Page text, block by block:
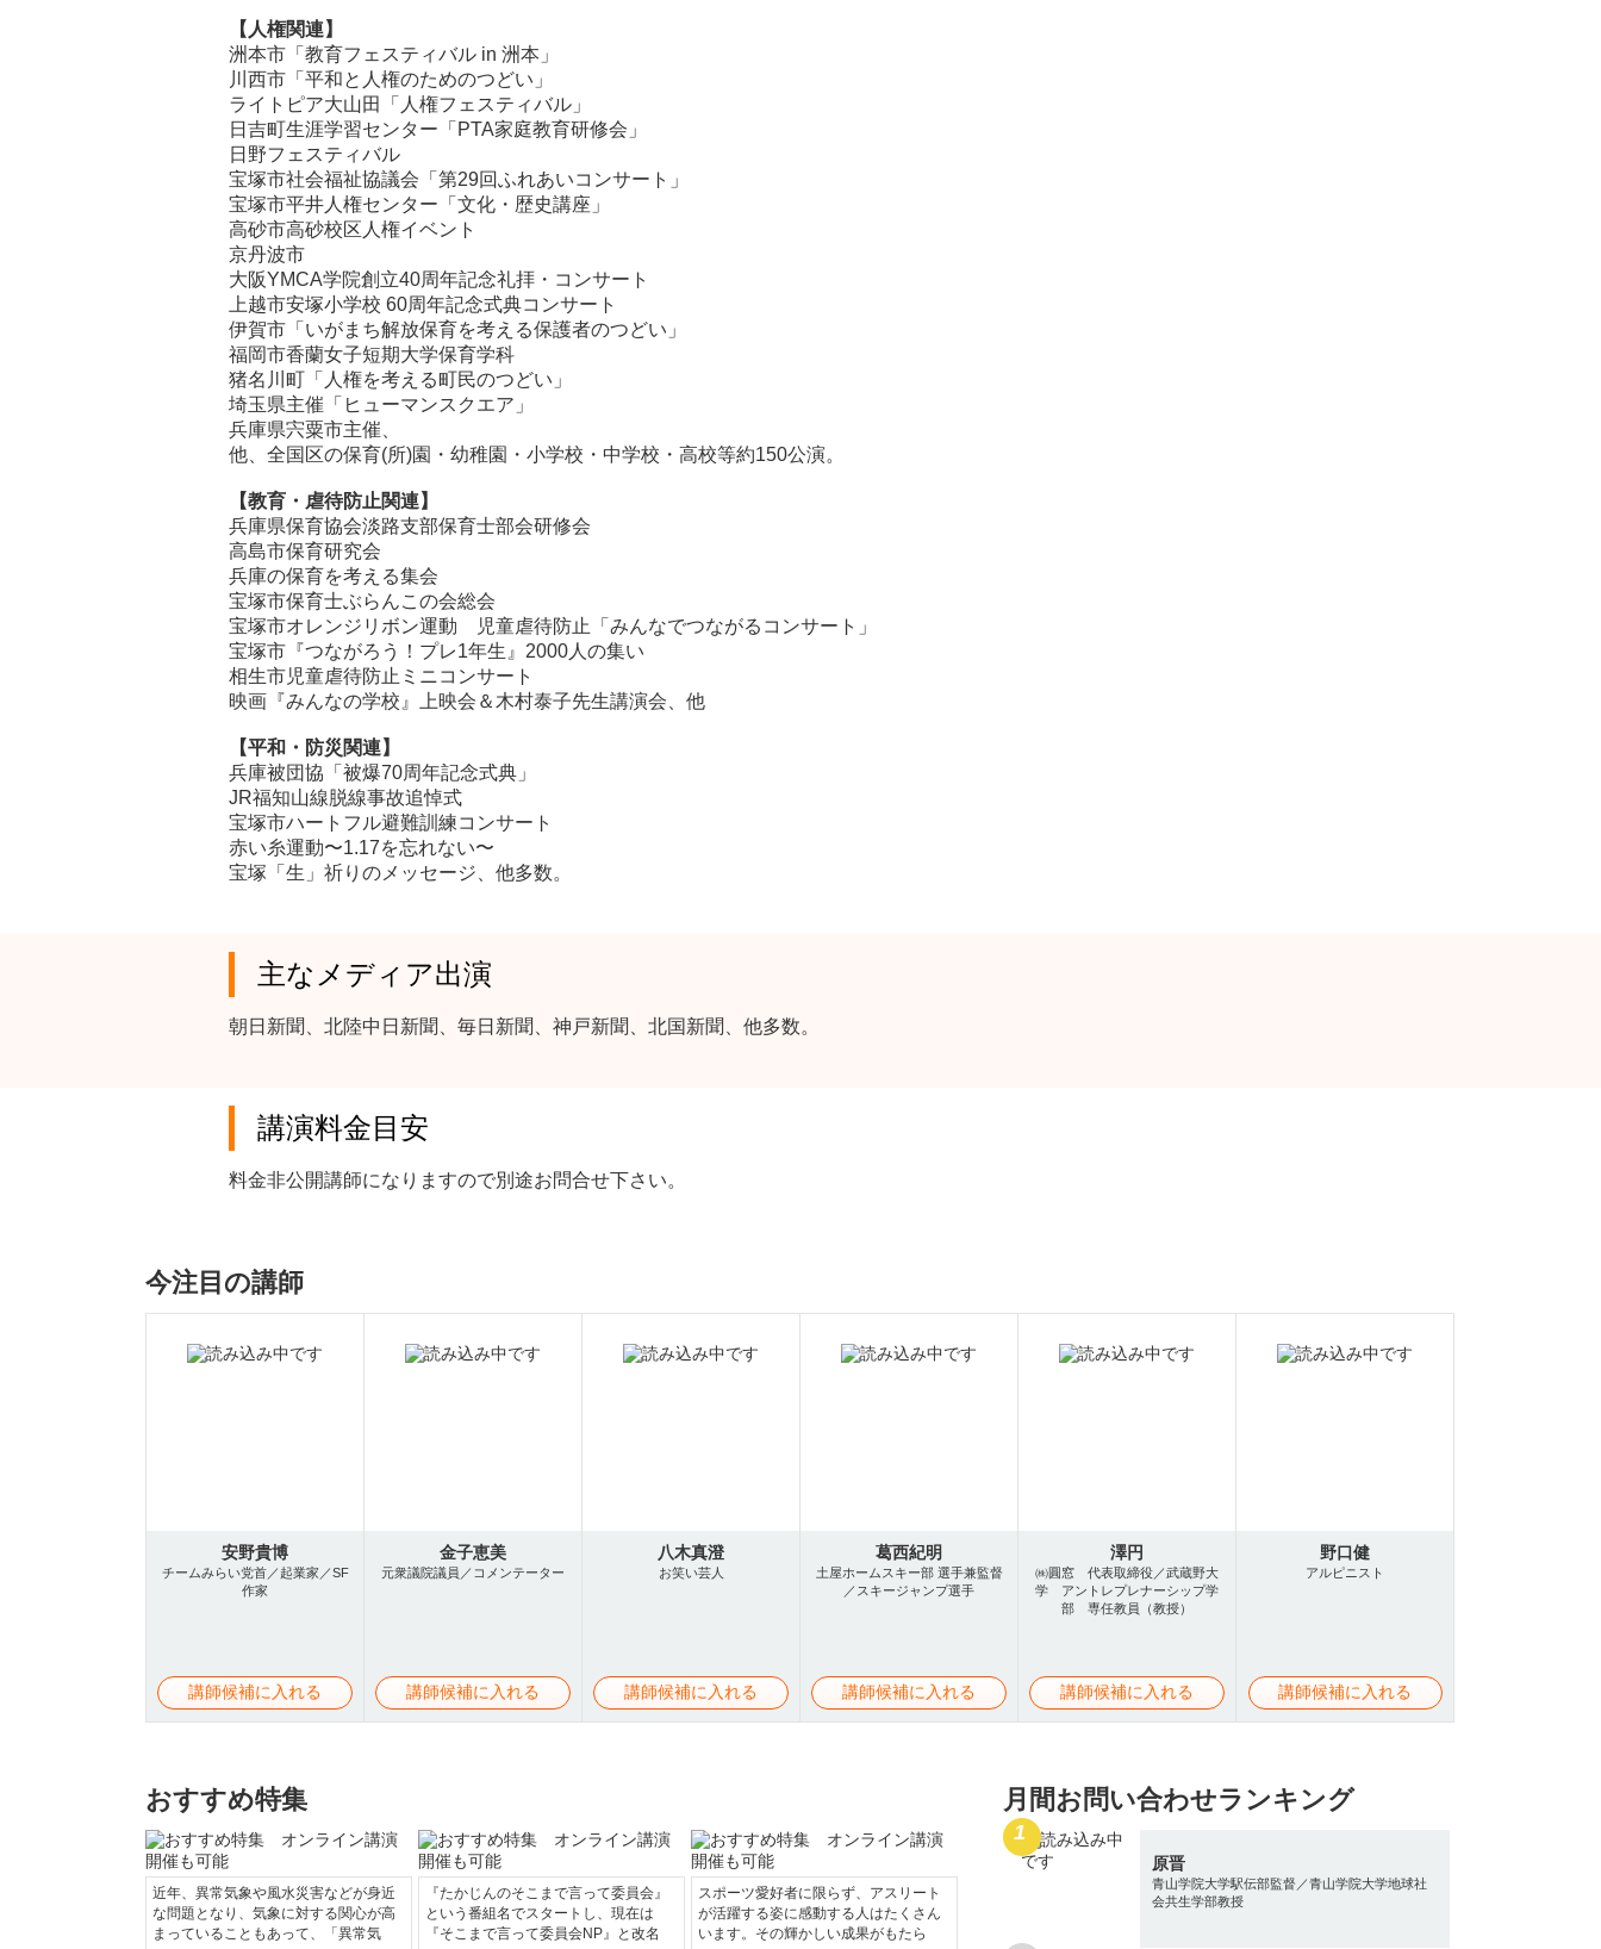
【 人権関連】
洲本市「教育フェスティバル in 洲本」
川西市「平和と人権のためのつどい」
ライトピア大山田「人権フェスティバル」
日吉町生涯学習センター「PTA家庭教育研修会」
日野フェスティバル
宝塚市社会福祉協議会「第29回ふれあいコンサート」
​宝塚市平井人権センター「文化・歴史講座」
高砂市高砂校区人権イベント
京丹波市
大阪YMCA学院創立40周年記念礼拝・コンサート
​上越市安塚小学校 60周年記念式典コンサート
伊賀市「いがまち解放保育を考える保護者のつどい」
福岡市香蘭女子短期大学保育学科
猪名川町「人権を考える町民のつどい」
埼玉県主催「ヒューマンスクエア」
兵庫県宍粟市主催、
他、全国区の保育(所)園・幼稚園・小学校・中学校・高校等約150公演。
【教育・虐待防止関連】
兵庫県保育協会淡路支部保育士部会研修会
高島市保育研究会
兵庫の保育を考える集会
宝塚市保育士ぶらんこの会総会
宝塚市オレンジリボン運動 児童虐待防止「みんなでつながるコンサート」
宝塚市『つながろう！プレ1年生』2000人の集い
相生市児童虐待防止ミニコンサート
映画『みんなの学校』上映会＆木村泰子先生講演会、他
【平和・防災関連】
兵庫被団協「被爆70周年記念式典」
JR福知山線脱線事故追悼式
宝塚市ハートフル避難訓練コンサート
赤い糸運動〜1.17を忘れない〜
宝塚「生」祈りのメッセージ、他多数。
主なメディア出演
朝日新聞、北陸中日新聞、毎日新聞、神戸新聞、北国新聞、他多数。
講演料金目安
料金非公開講師になりますので別途お問合せ下さい。
今注目の講師
安野貴博
チームみらい党首／起業家／SF
作家
講師候補に入れる
金子恵美
元衆議院議員／コメンテーター
講師候補に入れる
八木真澄
お笑い芸人
講師候補に入れる
葛西紀明
土屋ホームスキー部 選手兼監督
／スキージャンプ選手
講師候補に入れる
澤円
㈱圓窓 代表取締役／武蔵野大
学 アントレプレナーシップ学
部 専任教員（教授）
講師候補に入れる
野口健
アルピニスト
講師候補に入れる
おすすめ特集
近年、異常気象や風水災害などが身近
な問題となり、気象に対する関心が高
まっていることもあって、「異常気
『たかじんのそこまで言って委員会』
という番組名でスタートし、現在は
『そこまで言って委員会NP』と改名
スポーツ愛好者に限らず、アスリート
が活躍する姿に感動する人はたくさん
います。その輝かしい成果がもたら
月間お問い合わせランキング
原晋
青山学院大学駅伝部監督／青山学院大学地球社
会共生学部教授